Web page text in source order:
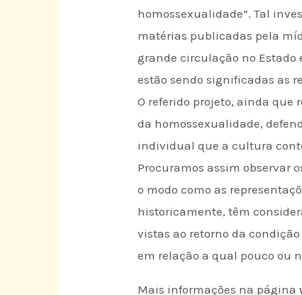
homossexualidade”. Tal
matérias publicadas pela
grande circulação no Estado
estão sendo significadas as
O referido projeto, ainda
da homossexualidade,
individual que a cultura
Procuramos assim observar
o modo como as
historicamente, têm
vistas ao retorno da
em relação a qual pouco ou
Mais informações na página